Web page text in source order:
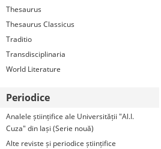
Thesaurus
Thesaurus Classicus
Traditio
Transdisciplinaria
World Literature
Periodice
Analele științifice ale Universității "Al.I.
Cuza" din Iași (Serie nouă)
Alte reviste și periodice științifice